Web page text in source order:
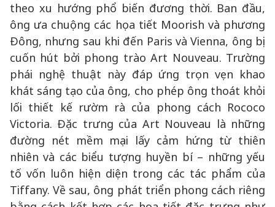
theo xu hướng phổ biến đương thời. Ban đầu,
ông ưa chuộng các họa tiết Moorish và phương
Đông, nhưng sau khi đến Paris và Vienna, ông bị
cuốn hút bởi phong trào Art Nouveau. Trường
phái nghệ thuật này đáp ứng trọn vẹn khao
khát sáng tạo của ông, cho phép ông thoát khỏi
lối thiết kế rườm rà của phong cách Rococo
Victoria. Đặc trưng của Art Nouveau là những
đường nét mềm mại lấy cảm hứng từ thiên
nhiên và các biểu tượng huyền bí – những yếu
tố vốn luôn hiện diện trong các tác phẩm của
Tiffany. Về sau, ông phát triển phong cách riêng